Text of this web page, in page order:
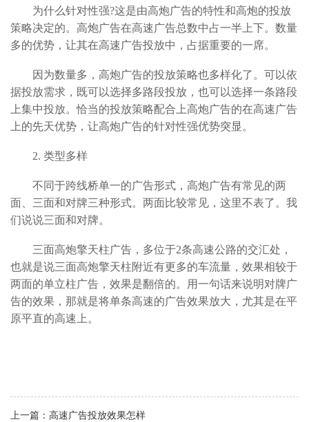
为什么针对性强?这是由高炮广告的特性和高炮的投放
策略决定的。高炮广告在高速广告总数中占一半上下。数量
多的优势，让其在高速广告投放中，占据重要的一席。
因为数量多，高炮广告的投放策略也多样化了。可以依
据投放需求，既可以选择多路段投放，也可以选择一条路段
上集中投放。恰当的投放策略配合上高炮广告的在高速广告
上的先天优势，让高炮广告的针对性强优势突显。
2. 类型多样
不同于跨线桥单一的广告形式，高炮广告有常见的两
面、三面和对牌三种形式。两面比较常见，这里不表了。我
们说说三面和对牌。
三面高炮擎天柱广告，多位于2条高速公路的交汇处，
也就是说三面高炮擎天柱附近有更多的车流量，效果相较于
两面的单立柱广告，效果是翻倍的。用一句话来说明对牌广
告的效果，那就是将单条高速的广告效果放大，尤其是在平
原平直的高速上。
上一篇： 高速广告投放效果怎样